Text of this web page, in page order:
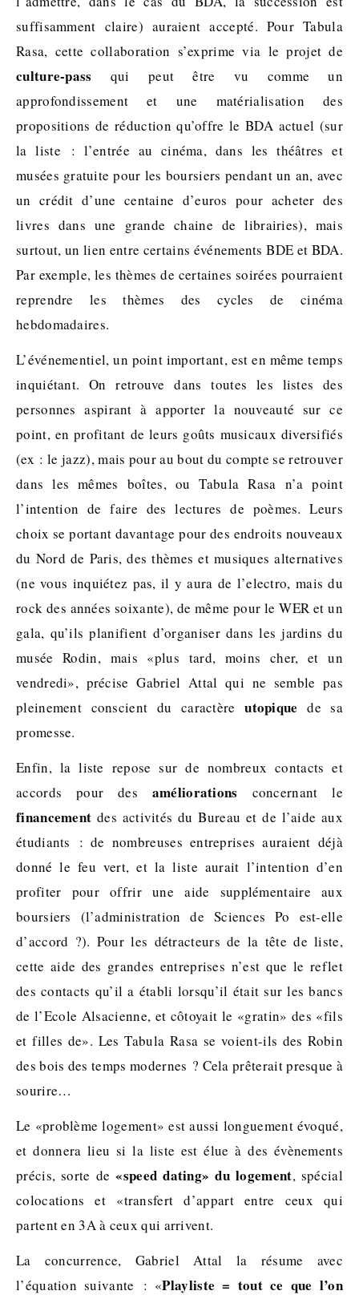
suffisamment claire) auraient accepté. Pour Tabula
Rasa, cette collaboration s’exprime via le projet de
culture-pass qui peut être vu comme un
approfondissement et une matérialisation des
propositions de réduction qu’offre le BDA actuel (sur
la liste : l’entrée au cinéma, dans les théâtres et
musées gratuite pour les boursiers pendant un an, avec
un crédit d’une centaine d’euros pour acheter des
livres dans une grande chaine de librairies), mais
surtout, un lien entre certains événements BDE et BDA.
Par exemple, les thèmes de certaines soirées pourraient
reprendre les thèmes des cycles de cinéma
hebdomadaires.
L’événementiel, un point important, est en même temps
inquiétant. On retrouve dans toutes les listes des
personnes aspirant à apporter la nouveauté sur ce
point, en profitant de leurs goûts musicaux diversifiés
(ex : le jazz), mais pour au bout du compte se retrouver
dans les mêmes boîtes, ou Tabula Rasa n’a point
l’intention de faire des lectures de poèmes. Leurs
choix se portant davantage pour des endroits nouveaux
du Nord de Paris, des thèmes et musiques alternatives
(ne vous inquiétez pas, il y aura de l’electro, mais du
rock des années soixante), de même pour le WER et un
gala, qu’ils planifient d’organiser dans les jardins du
musée Rodin, mais «plus tard, moins cher, et un
vendredi», précise Gabriel Attal qui ne semble pas
pleinement conscient du caractèreutopique de sa
promesse.
Enfin, la liste repose sur de nombreux contacts et
accords pour des améliorations concernant le
financement des activités du Bureau et de l’aide aux
étudiants : de nombreuses entreprises auraient déjà
donné le feu vert, et la liste aurait l’intention d’en
profiter pour offrir une aide supplémentaire aux
boursiers (l’administration de Sciences Po est-elle
d’accord ?). Pour les détracteurs de la tête de liste,
cette aide des grandes entreprises n’est que le reflet
des contacts qu’il a établi lorsqu’il était sur les bancs
de l’Ecole Alsacienne, et côtoyait le «gratin» des «fils
et filles de». Les Tabula Rasa se voient-ils des Robin
des bois des temps modernes ? Cela prêterait presque à
sourire…
Le «problème logement» est aussi longuement évoqué,
et donnera lieu si la liste est élue à des évènements
précis, sorte de«speed dating» du logement, spécial
colocations et «transfert d’appart entre ceux qui
partent en 3A à ceux qui arrivent.
La concurrence, Gabriel Attal la résume avec
l’équation suivante : «Playliste = tout ce que l’on